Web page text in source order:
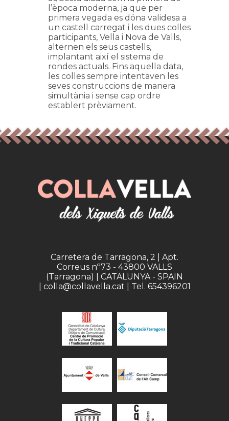
l’època moderna, ja que per
primera vegada es dóna validesa a
un castell carregat i les dues colles
participants, Vella i Nova de Valls,
alternen els seus castells,
implantant així el sistema de
rondes actuals. Fins aquella data,
les colles sempre intentaven les
seves construccions de manera
simultània i sense cap ordre
establert prèviament.
Carretera de Tarragona, 2 | Apt.
Correus nº73 - 43800 VALLS
(Tarragona) | CATALUNYA - SPAIN
| colla@collavella.cat | Tel. 654396201